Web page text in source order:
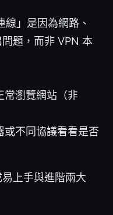
」是因為網路、
題，而非 VPN 本
常瀏覽網站（非
或不同協議看看是否
上手與進階兩大